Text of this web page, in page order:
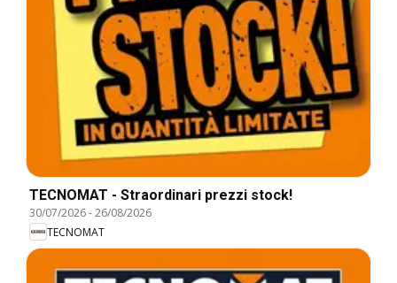
TECNOMAT - Straordinari prezzi stock!
30/07/2026-26/08/2026
TECNOMAT